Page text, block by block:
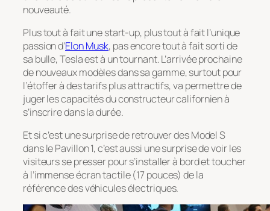
nouveauté.
Plus tout à fait une start-up, plus tout à fait l’unique
passion d’Elon Musk, pas encore tout à fait sorti de
sa bulle, Tesla est à un tournant. L’arrivée prochaine
de nouveaux modèles dans sa gamme, surtout pour
l’étoffer à des tarifs plus attractifs, va permettre de
juger les capacités du constructeur californien à
s’inscrire dans la durée.
Et si c’est une surprise de retrouver des Model S
dans le Pavillon 1, c’est aussi une surprise de voir les
visiteurs se presser pour s’installer à bord et toucher
à l’immense écran tactile (17 pouces) de la
référence des véhicules électriques.